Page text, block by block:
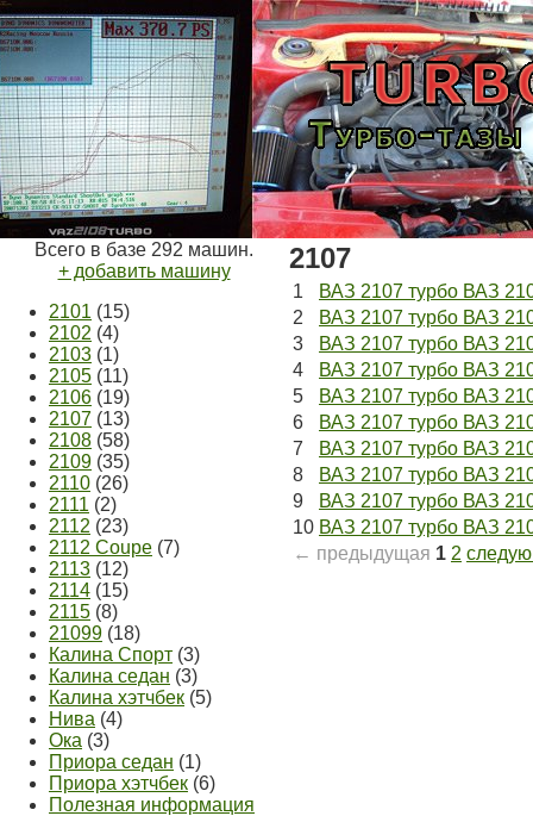
Всего в базе 292 машин.
+ добавить машину
2101 (15)
2102 (4)
2103 (1)
2105 (11)
2106 (19)
2107 (13)
2108 (58)
2109 (35)
2110 (26)
2111 (2)
2112 (23)
2112 Coupe (7)
2113 (12)
2114 (15)
2115 (8)
21099 (18)
Калина Спорт (3)
Калина седан (3)
Калина хэтчбек (5)
Нива (4)
Ока (3)
Приора седан (1)
Приора хэтчбек (6)
Полезная информация
2107
1
ВАЗ 2107 турбо ВАЗ
2
ВАЗ 2107 турбо ВАЗ
3
ВАЗ 2107 турбо ВАЗ
4
ВАЗ 2107 турбо ВАЗ
5
ВАЗ 2107 турбо ВАЗ
6
ВАЗ 2107 турбо ВАЗ
7
ВАЗ 2107 турбо ВАЗ
8
ВАЗ 2107 турбо ВАЗ
9
ВАЗ 2107 турбо ВАЗ
10 ВАЗ 2107 турбо ВАЗ
← предыдущая 1 2